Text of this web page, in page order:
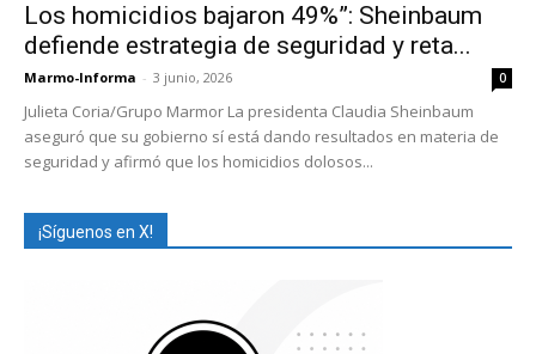
Los homicidios bajaron 49%”: Sheinbaum
defiende estrategia de seguridad y reta...
Marmo-Informa - 3 junio, 2026 0
Julieta Coria/Grupo Marmor La presidenta Claudia Sheinbaum
aseguró que su gobierno sí está dando resultados en materia de
seguridad y afirmó que los homicidios dolosos...
¡Síguenos en X!